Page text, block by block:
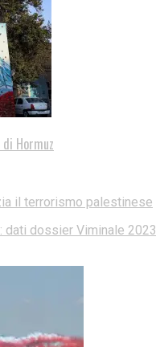
Hormuz
il terrorismo palestinese
dati dossier Viminale 2023